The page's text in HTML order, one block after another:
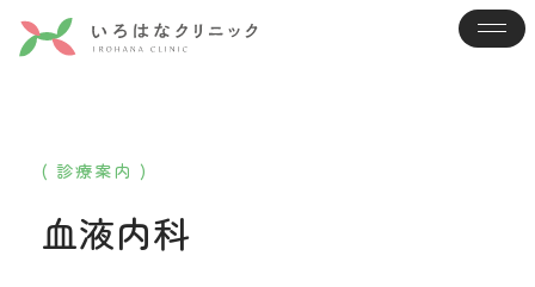
( 診療案内 )
血液内科